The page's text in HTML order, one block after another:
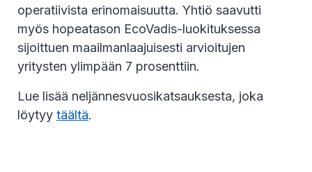
operatiivista erinomaisuutta. Yhtiö saavutti
myös hopeatason EcoVadis-luokituksessa
sijoittuen maailmanlaajuisesti arvioitujen
yritysten ylimpään 7 prosenttiin.
Lue lisää neljännesvuosikatsauksesta, joka
löytyy täältä.